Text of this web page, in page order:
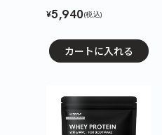
¥5,940(税込)
カートに入れる